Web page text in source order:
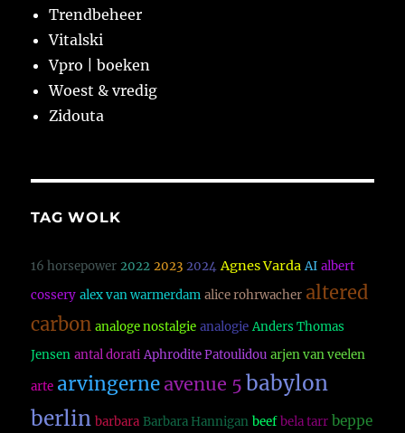
Trendbeheer
Vitalski
Vpro | boeken
Woest & vredig
Zidouta
TAG WOLK
16 horsepower 2022 2023 2024 Agnes Varda AI albert
cossery alex van warmerdam alice rohrwacher altered
carbon analoge nostalgie analogie Anders Thomas
Jensen antal dorati Aphrodite Patoulidou arjen van veelen
arte arvingerne avenue 5 babylon
berlin barbara Barbara Hannigan beef bela tarr beppe